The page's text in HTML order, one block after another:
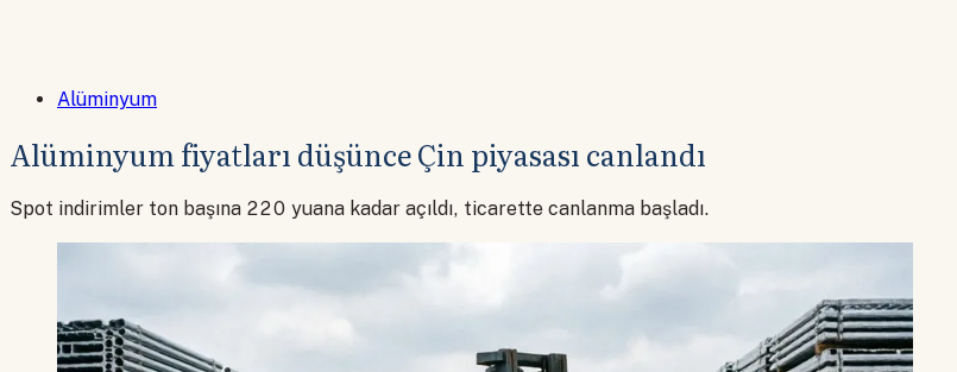
Alüminyum
Alüminyum fiyatları düşünce Çin piyasası canlandı
Spot indirimler ton başına 220 yuana kadar açıldı, ticarette canlanma başladı.